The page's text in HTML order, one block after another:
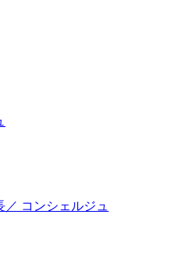
コンシェルジュ